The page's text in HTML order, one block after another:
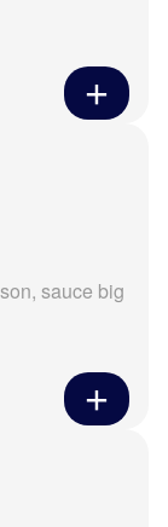
sauce big